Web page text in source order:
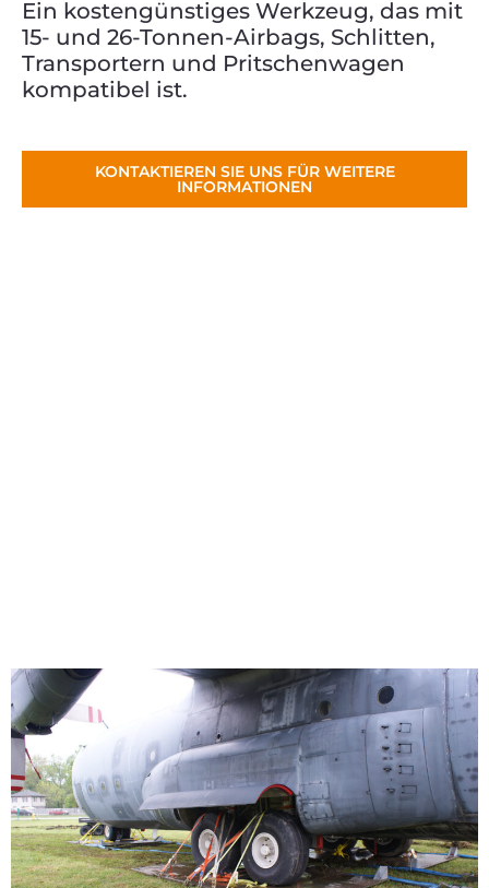
Ein kostengünstiges Werkzeug, das mit
15- und 26-Tonnen-Airbags, Schlitten,
Transportern und Pritschenwagen
kompatibel ist.
KONTAKTIEREN SIE UNS FÜR WEITERE
INFORMATIONEN